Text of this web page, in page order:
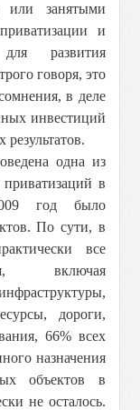
или занятыми
и
развития
говоря, это
в деле
инвестиций
одна из
в
год было
По сути, в
все
включая
дороги,
66% всех
назначения
объектов в
не осталось.